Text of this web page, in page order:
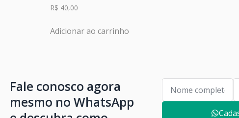
R$ 40,00
Adicionar ao carrinho
Fale conosco agora
mesmo no WhatsApp